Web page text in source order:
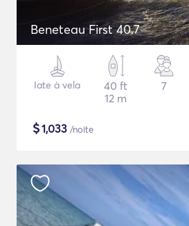
Beneteau First 40.7
Iate à vela
40 ft
12 m
7
$1,033 /noite